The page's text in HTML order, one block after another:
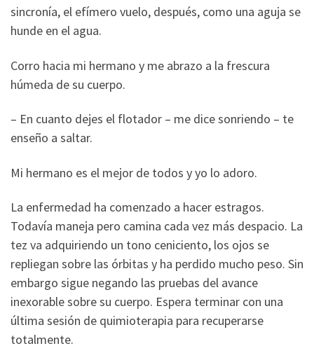
sincronía, el efímero vuelo, después, como una aguja se
hunde en el agua.
Corro hacia mi hermano y me abrazo a la frescura
húmeda de su cuerpo.
– En cuanto dejes el flotador – me dice sonriendo – te
enseño a saltar.
Mi hermano es el mejor de todos y yo lo adoro.
La enfermedad ha comenzado a hacer estragos.
Todavía maneja pero camina cada vez más despacio. La
tez va adquiriendo un tono ceniciento, los ojos se
repliegan sobre las órbitas y ha perdido mucho peso. Sin
embargo sigue negando las pruebas del avance
inexorable sobre su cuerpo. Espera terminar con una
última sesión de quimioterapia para recuperarse
totalmente.